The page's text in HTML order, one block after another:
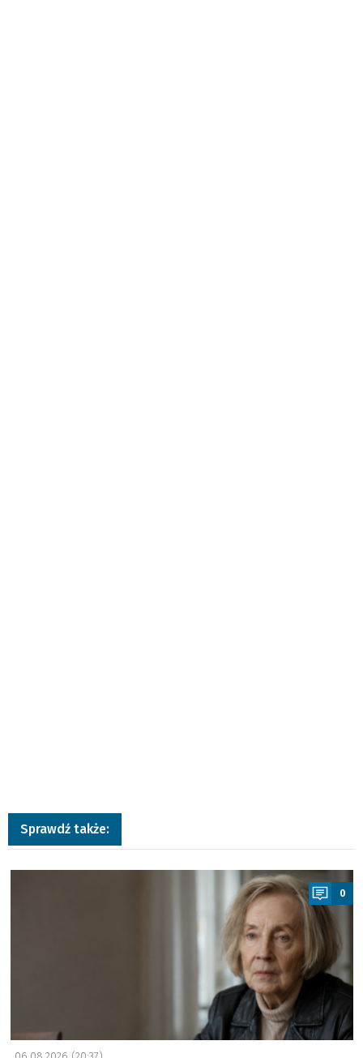
Sprawdź także:
a
0